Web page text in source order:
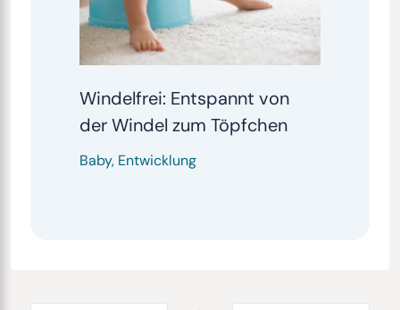
Windelfrei: Entspannt von
der Windel zum Töpfchen
Baby, Entwicklung